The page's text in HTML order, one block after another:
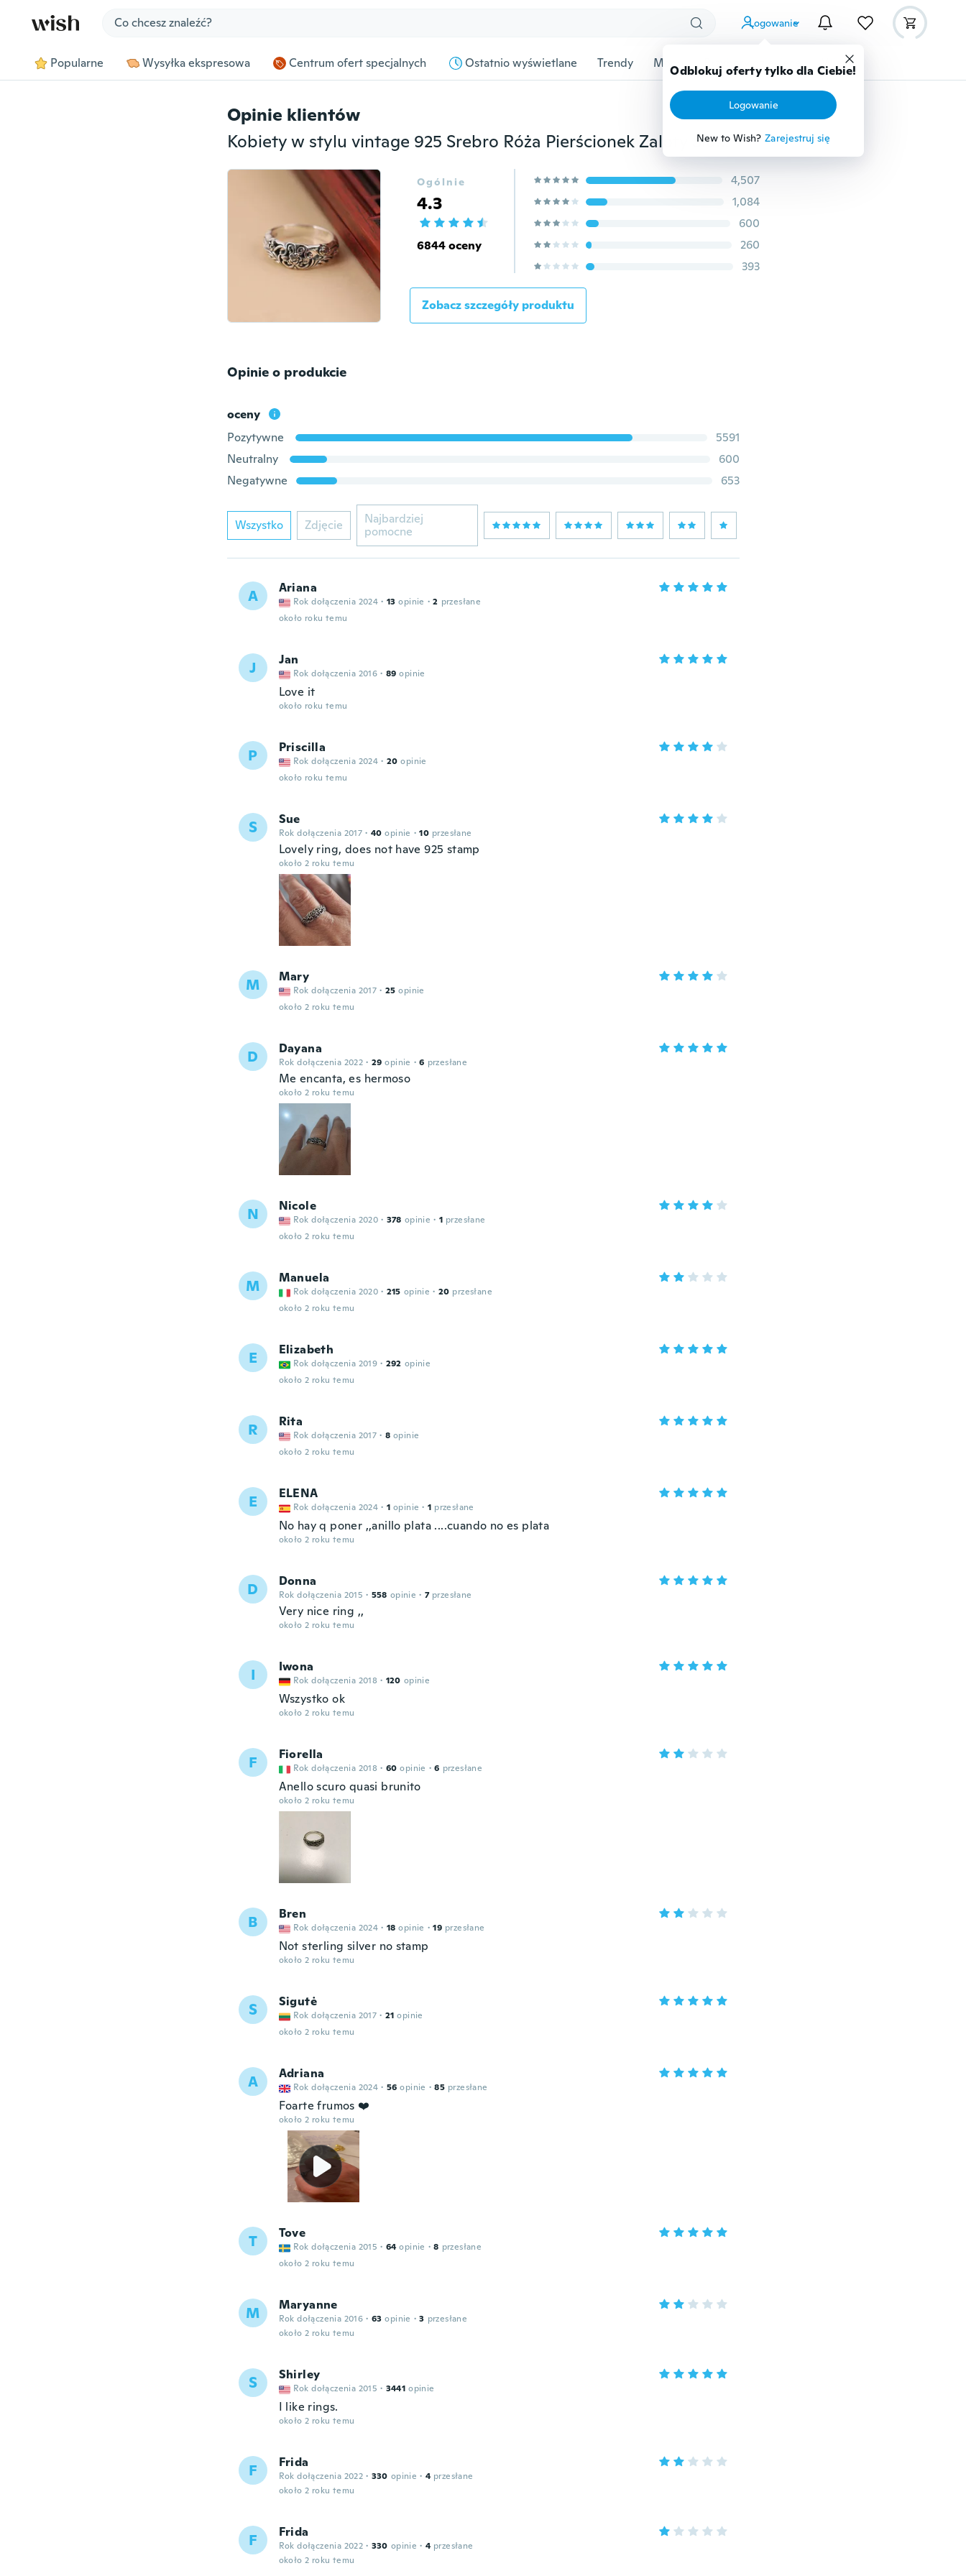
Logowanie
Odblokuj oferty tylko dla Ciebie!
Logowanie
New to Wish? Zarejestruj się
Popularne Wysyłka ekspresowa Centrum ofert specjalnych Ostatnio wyświetlane Trendy Moda Przybory dziecięce Więcej
Opinie klientów
Kobiety w stylu vintage 925 Srebro Róża Pierścionek Zaloty Ślub Zaręczyny Obrączki Biżuteria
Ogólnie
4.3
6844 oceny
4,507
1,084
600
260
393
Zobacz szczegóły produktu
Opinie o produkcie
oceny
Pozytywne
5591
Neutralny
600
Negatywne
653
Wszystko Zdjęcie
Najbardziej
pomocne
A Ariana
Rok dołączenia 2024 · 13 opinie · 2 przesłane
około roku temu
J Jan
Rok dołączenia 2016 · 89 opinie
Love it
około roku temu
P Priscilla
Rok dołączenia 2024 · 20 opinie
około roku temu
S Sue
Rok dołączenia 2017 · 40 opinie · 10 przesłane
Lovely ring, does not have 925 stamp
około 2 roku temu
M Mary
Rok dołączenia 2017 · 25 opinie
około 2 roku temu
D Dayana
Rok dołączenia 2022 · 29 opinie · 6 przesłane
Me encanta, es hermoso
około 2 roku temu
N Nicole
Rok dołączenia 2020 · 378 opinie · 1 przesłane
około 2 roku temu
M Manuela
Rok dołączenia 2020 · 215 opinie · 20 przesłane
około 2 roku temu
E Elizabeth
Rok dołączenia 2019 · 292 opinie
około 2 roku temu
R Rita
Rok dołączenia 2017 · 8 opinie
około 2 roku temu
E ELENA
Rok dołączenia 2024 · 1 opinie · 1 przesłane
No hay q poner ,,anillo plata ....cuando no es plata
około 2 roku temu
D Donna
Rok dołączenia 2015 · 558 opinie · 7 przesłane
Very nice ring ,,
około 2 roku temu
I Iwona
Rok dołączenia 2018 · 120 opinie
Wszystko ok
około 2 roku temu
F Fiorella
Rok dołączenia 2018 · 60 opinie · 6 przesłane
Anello scuro quasi brunito
około 2 roku temu
B Bren
Rok dołączenia 2024 · 18 opinie · 19 przesłane
Not sterling silver no stamp
około 2 roku temu
S Sigutė
Rok dołączenia 2017 · 21 opinie
około 2 roku temu
A Adriana
Rok dołączenia 2024 · 56 opinie · 85 przesłane
Foarte frumos ❤️
około 2 roku temu
T Tove
Rok dołączenia 2015 · 64 opinie · 8 przesłane
około 2 roku temu
M Maryanne
Rok dołączenia 2016 · 63 opinie · 3 przesłane
około 2 roku temu
S Shirley
Rok dołączenia 2015 · 3441 opinie
I like rings.
około 2 roku temu
F Frida
Rok dołączenia 2022 · 330 opinie · 4 przesłane
około 2 roku temu
F Frida
Rok dołączenia 2022 · 330 opinie · 4 przesłane
około 2 roku temu